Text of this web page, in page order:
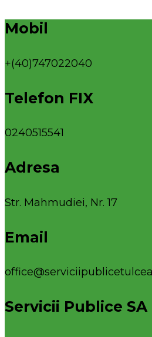
Mobil
+(40)747022040
Telefon FIX
0240515541
Adresa
Str. Mahmudiei, Nr. 17
Email
Servicii Publice SA